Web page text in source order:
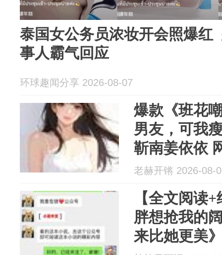
泰国女公务员浓妆开会照爆
事人霸气回应
环球趣闻分享 2026-08-07
爆款《班花
男友，可我
靳南姜依依 网恋男友又一次问我
要照片时。
老赫开锵 2026-08-
【全文阅读
胖想抢我的
来比她更美